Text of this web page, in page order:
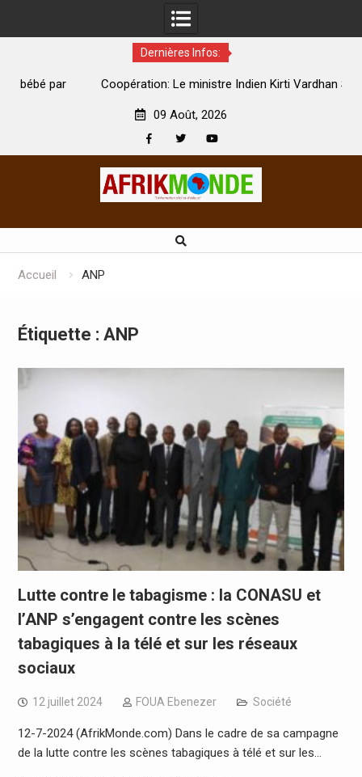
Dernières Infos:
Coopération: Le ministre Indien Kirti Vardhan Singh à
09 Août, 2026
Accueil ANP
Étiquette : ANP
Lutte contre le tabagisme : la CONASU et
l’ANP s’engagent contre les scènes
tabagiques à la télé et sur les réseaux
sociaux
12 juillet 2024 FOUA Ebenezer Société
12-7-2024 (AfrikMonde.com) Dans le cadre de sa campagne
de la lutte contre les scènes tabagiques à télé et sur les…